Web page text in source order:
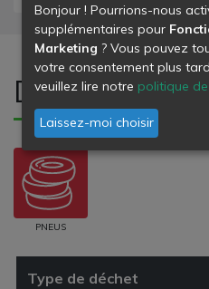
Déchets
Type de déchet
PNEUS
Bonjour ! Pourrions-nous
supplémentaires pour
Marketing ? Vous pouvez
votre consentement plus
veuillez lire notre politique
Laissez-moi choisir